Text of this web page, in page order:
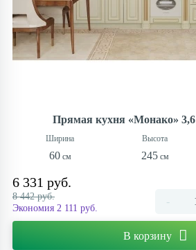
Прямая кухня «Монако» 3,6
60 245
6 331 руб.
8 442 руб.
Экономия 2 111 руб.
-
В корзину